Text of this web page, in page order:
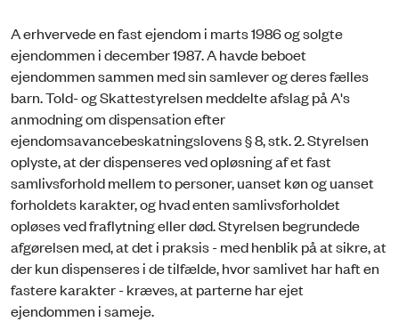
A erhvervede en fast ejendom i marts 1986 og solgte
ejendommen i december 1987. A havde beboet
ejendommen sammen med sin samlever og deres fælles
barn. Told- og Skattestyrelsen meddelte afslag på A's
anmodning om dispensation efter
ejendomsavancebeskatningslovens § 8, stk. 2. Styrelsen
oplyste, at der dispenseres ved opløsning af et fast
samlivsforhold mellem to personer, uanset køn og uanset
forholdets karakter, og hvad enten samlivsforholdet
opløses ved fraflytning eller død. Styrelsen begrundede
afgørelsen med, at det i praksis - med henblik på at sikre, at
der kun dispenseres i de tilfælde, hvor samlivet har haft en
fastere karakter - kræves, at parterne har ejet
ejendommen i sameje.